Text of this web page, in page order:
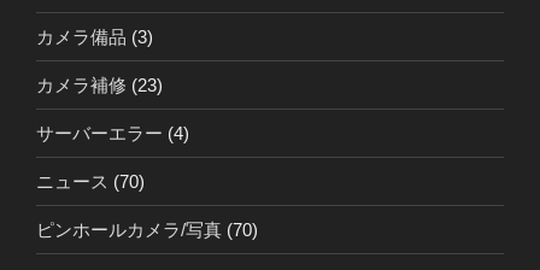
カメラ備品 (3)
カメラ補修 (23)
サーバーエラー (4)
ニュース (70)
ピンホールカメラ/写真 (70)